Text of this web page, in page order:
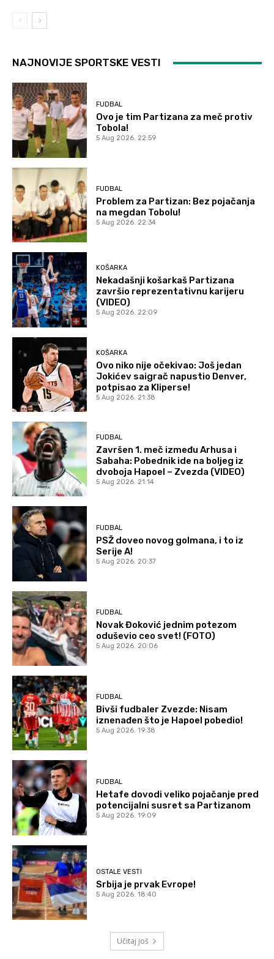
NAJNOVIJE SPORTSKE VESTI
FUDBAL
Ovo je tim Partizana za meč protiv
Tobola!
5 Aug 2026. 22:59
FUDBAL
Problem za Partizan: Bez pojačanja
na megdan Tobolu!
5 Aug 2026. 22:34
KOŠARKA
Nekadašnji košarkaš Partizana
završio reprezentativnu karijeru
(VIDEO)
5 Aug 2026. 22:09
KOŠARKA
Ovo niko nije očekivao: Još jedan
Jokićev saigrač napustio Denver,
potpisao za Kliperse!
5 Aug 2026. 21:38
FUDBAL
Završen 1. meč između Arhusa i
Sabaha: Pobednik ide na boljeg iz
dvoboja Hapoel – Zvezda (VIDEO)
5 Aug 2026. 21:14
FUDBAL
PSŽ doveo novog golmana, i to iz
Serije A!
5 Aug 2026. 20:37
FUDBAL
Novak Đoković jednim potezom
oduševio ceo svet! (FOTO)
5 Aug 2026. 20:06
FUDBAL
Bivši fudbaler Zvezde: Nisam
iznenađen što je Hapoel pobedio!
5 Aug 2026. 19:38
FUDBAL
Hetafe dovodi veliko pojačanje pred
potencijalni susret sa Partizanom
5 Aug 2026. 19:09
OSTALE VESTI
Srbija je prvak Evrope!
5 Aug 2026. 18:40
Učitaj još